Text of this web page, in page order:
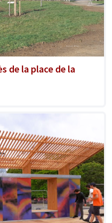
de la place de la